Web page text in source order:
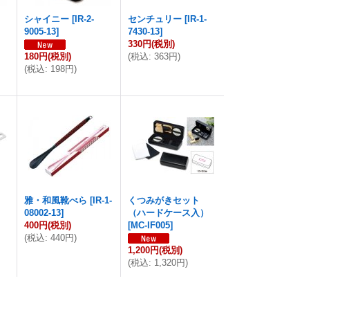
シャイニー [IR-2-
9005-13]
180円(税別)
(税込: 198円)
センチュリー [IR-1-
7430-13]
330円(税別)
(税込: 363円)
雅・和風靴べら [IR-1-
08002-13]
400円(税別)
(税込: 440円)
くつみがきセット
（ハードケース入）
[MC-IF005]
1,200円(税別)
(税込: 1,320円)